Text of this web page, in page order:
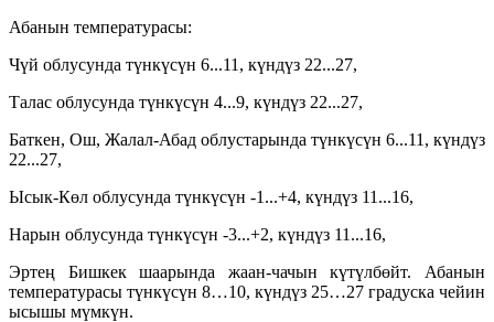
Абанын температурасы:
Чүй облусунда түнкүсүн 6...11, күндүз 22...27,
Талас облусунда түнкүсүн 4...9, күндүз 22...27,
Баткен, Ош, Жалал-Абад облустарында түнкүсүн 6...11, күндүз
22...27,
Ысык-Көл облусунда түнкүсүн -1...+4, күндүз 11...16,
Нарын облусунда түнкүсүн -3...+2, күндүз 11...16,
Эртең Бишкек шаарында жаан-чачын күтүлбөйт. Абанын
температурасы түнкүсүн 8…10, күндүз 25…27 градуска чейин
ысышы мүмкүн.